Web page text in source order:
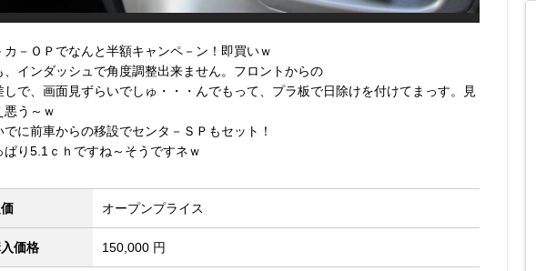
カ－ＯＰでなんと半額キャンペ－ン！即買いｗ
、インダッシュで角度調整出来ません。フロントからの
しで、画面見ずらいでしゅ・・・んでもって、プラ板で日除けを付けてまっす。見
悪う～ｗ
でに前車からの移設でセンタ－ＳＰもセット！
ぱり5.1ｃｈですね～そうですネｗ
オープンプライス
価格 150,000 円